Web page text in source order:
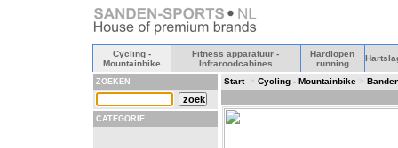
Cycling -
Mountainbike
Fitness apparatuur -
Infraroodcabines
Hardlopen
running
ZOEKEN
CATEGORIE
Start> Cycling - Mountainbike >